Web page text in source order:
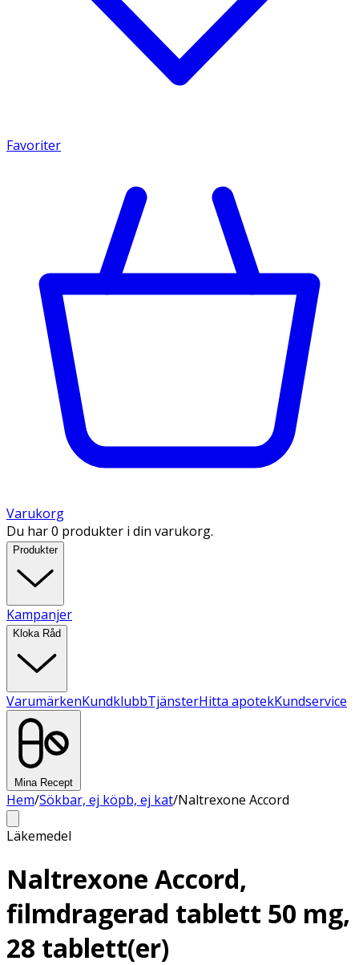
Favoriter
Varukorg
Du har 0 produkter i din varukorg.
Produkter
Kampanjer
Kloka Råd
VarumärkenKundklubbTjänsterHitta apotekKundservice
Mina Recept
Hem/Sökbar, ej köpb, ej kat/Naltrexone Accord
Läkemedel
Naltrexone Accord,
filmdragerad tablett 50 mg,
28 tablett(er)